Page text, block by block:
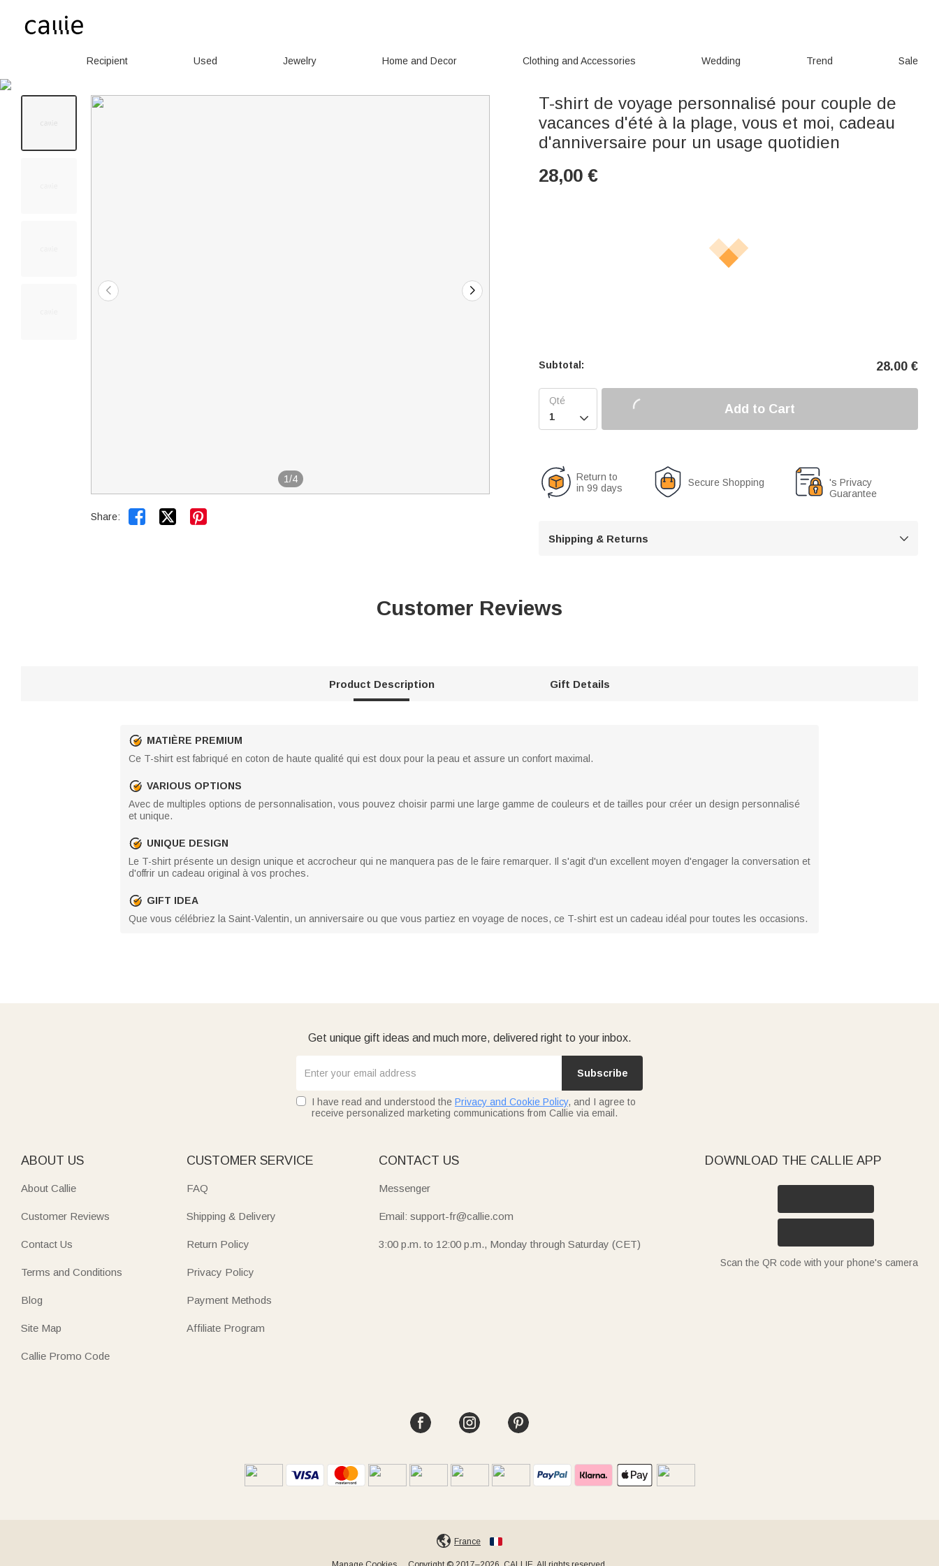
Recipient Used Jewelry Home and Decor Clothing and Accessories Wedding Trend Sale
1/4
Share:  
T-shirt de voyage personnalisé pour couple de
vacances d'été à la plage, vous et moi, cadeau
d'anniversaire pour un usage quotidien
28,00 €
Subtotal: 28.00 €

Add to Cart
Return to
in 99 days
Secure Shopping
's Privacy
Guarantee
Shipping & Returns 
Customer Reviews
Product Description Gift Details
MATIÈRE PREMIUM
Ce T-shirt est fabriqué en coton de haute qualité qui est doux pour la peau et assure un confort maximal.
VARIOUS OPTIONS
Avec de multiples options de personnalisation, vous pouvez choisir parmi une large gamme de couleurs et de tailles pour créer un design personnalisé
et unique.
UNIQUE DESIGN
Le T-shirt présente un design unique et accrocheur qui ne manquera pas de le faire remarquer. Il s'agit d'un excellent moyen d'engager la conversation et
d'offrir un cadeau original à vos proches.
GIFT IDEA
Que vous célébriez la Saint-Valentin, un anniversaire ou que vous partiez en voyage de noces, ce T-shirt est un cadeau idéal pour toutes les occasions.
Get unique gift ideas and much more, delivered right to your inbox.
Subscribe
I have read and understood the Privacy and Cookie Policy, and I agree to
receive personalized marketing communications from Callie via email.
ABOUT US
About Callie
Customer Reviews
Contact Us
Terms and Conditions
Blog
Site Map
Callie Promo Code
CUSTOMER SERVICE
FAQ
Shipping & Delivery
Return Policy
Privacy Policy
Payment Methods
Affiliate Program
CONTACT US
Messenger
Email: support-fr@callie.com
3:00 p.m. to 12:00 p.m., Monday through Saturday (CET)
DOWNLOAD THE CALLIE APP
Scan the QR code with your phone's camera
France